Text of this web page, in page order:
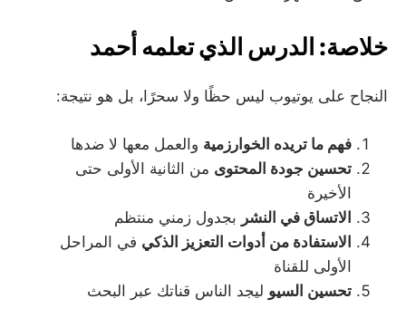
خلاصة: الدرس الذي تعلمه أحمد
النجاح على يوتيوب ليس حظًا ولا سحرًا، بل هو نتيجة:
فهم ما تريده الخوارزمية والعمل معها لا ضدها
تحسين جودة المحتوى من الثانية الأولى حتى
الأخيرة
الاتساق في النشر بجدول زمني منتظم
الاستفادة من أدوات التعزيز الذكي في المراحل
الأولى للقناة
تحسين السيو ليجد الناس قناتك عبر البحث